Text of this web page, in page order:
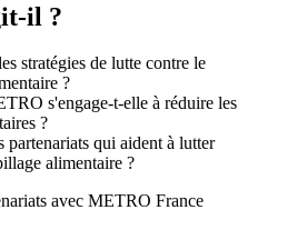
il ?
stratégies de lutte contre le
?
s'engage-t-elle à réduire les
?
partenariats qui aident à lutter
alimentaire ?